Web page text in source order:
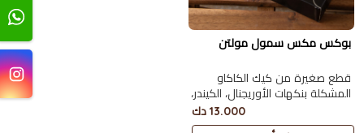
بوكس مكس سمول مولتن
قطع صغيرة من كيك الكاكاو
المشكلة بنكهات الأوريجنال، الكيندر،
13.000 دك